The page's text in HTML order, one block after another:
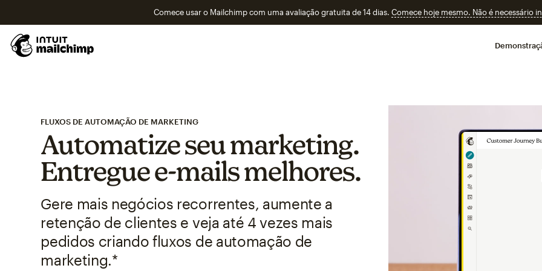
Comece usar o Mailchimp com uma avaliação gratuita de 14 dias. Comece hoje mesmo. Não é necessário
FLUXOS DE AUTOMAÇÃO DE MARKETING
Automatize seu marketing.
Entregue e-mails melhores.
Gere mais negócios recorrentes, aumente a
retenção de clientes e veja até 4 vezes mais
pedidos criando fluxos de automação de
marketing.*